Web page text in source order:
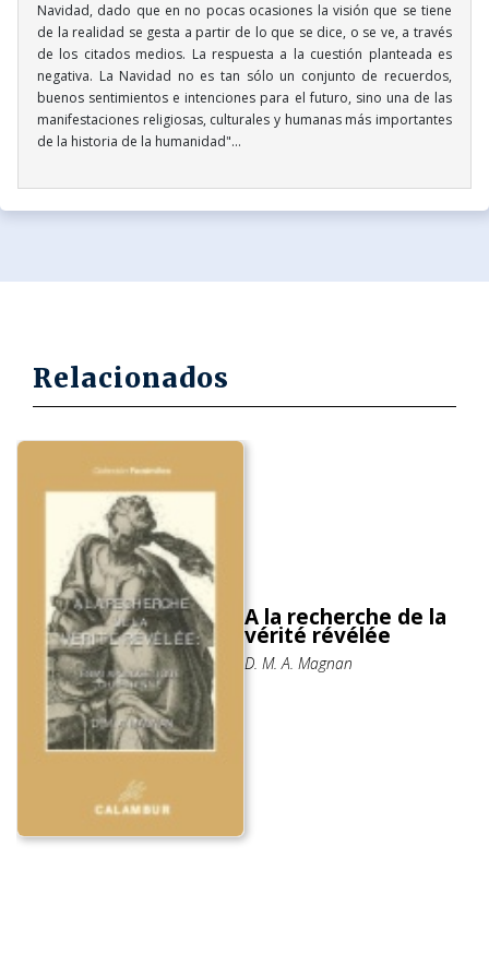
Navidad, dado que en no pocas ocasiones la visión que se tiene
de la realidad se gesta a partir de lo que se dice, o se ve, a través
de los citados medios. La respuesta a la cuestión planteada es
negativa. La Navidad no es tan sólo un conjunto de recuerdos,
buenos sentimientos e intenciones para el futuro, sino una de las
manifestaciones religiosas, culturales y humanas más importantes
de la historia de la humanidad"...
Relacionados
A la recherche de la
vérité révélée
D. M. A. Magnan